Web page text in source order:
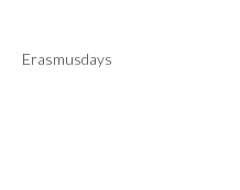
Erasmusdays